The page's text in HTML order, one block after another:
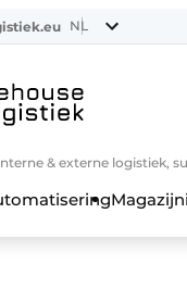
NL
& externe logistiek,